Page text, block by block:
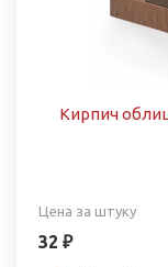
Кирпич
Цена за штуку
32 ₽